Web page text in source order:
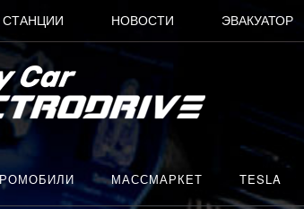
НОВОСТИ ЭВАКУАТОР
МАССМАРКЕТ TESLA